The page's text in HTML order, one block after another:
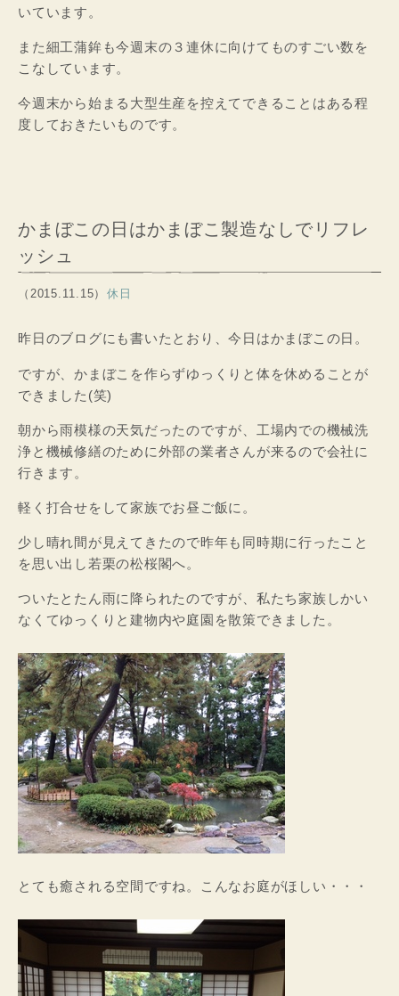
いています。
また細工蒲鉾も今週末の３連休に向けてものすごい数を
こなしています。
今週末から始まる大型生産を控えてできることはある程
度しておきたいものです。
かまぼこの日はかまぼこ製造なしでリフレ
ッシュ
（2015.11.15） 休日
昨日のブログにも書いたとおり、今日はかまぼこの日。
ですが、かまぼこを作らずゆっくりと体を休めることが
できました(笑)
朝から雨模様の天気だったのですが、工場内での機械洗
浄と機械修繕のために外部の業者さんが来るので会社に
行きます。
軽く打合せをして家族でお昼ご飯に。
少し晴れ間が見えてきたので昨年も同時期に行ったこと
を思い出し若栗の松桜閣へ。
ついたとたん雨に降られたのですが、私たち家族しかい
なくてゆっくりと建物内や庭園を散策できました。
とても癒される空間ですね。こんなお庭がほしい・・・